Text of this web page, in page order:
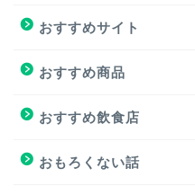
おすすめサイト
おすすめ商品
おすすめ飲食店
おもろくない話